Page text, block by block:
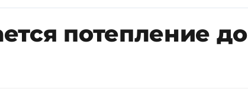
потепление до